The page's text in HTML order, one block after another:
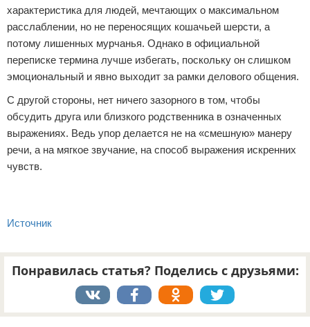
характеристика для людей, мечтающих о максимальном
расслаблении, но не переносящих кошачьей шерсти, а
потому лишенных мурчанья. Однако в официальной
переписке термина лучше избегать, поскольку он слишком
эмоциональный и явно выходит за рамки делового общения.
С другой стороны, нет ничего зазорного в том, чтобы
обсудить друга или близкого родственника в означенных
выражениях. Ведь упор делается не на «смешную» манеру
речи, а на мягкое звучание, на способ выражения искренних
чувств.
Источник
Понравилась статья? Поделись с друзьями: